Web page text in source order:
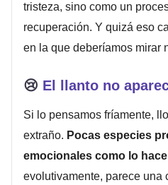
tristeza, sino como un
recuperación. Y quizá eso
en la que deberíamos mirar
😢 El llanto no
Si lo pensamos fríamente,
extraño. Pocas especies
emocionales como lo
evolutivamente, parece una